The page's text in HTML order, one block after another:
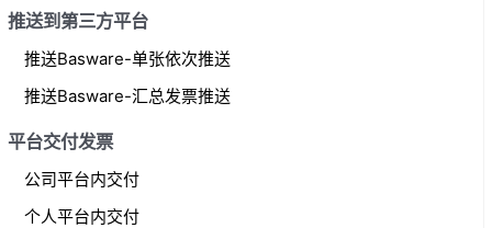
推送到第三方平台
推送Basware-单张依次推送
推送Basware-汇总发票推送
平台交付发票
公司平台内交付
个人平台内交付